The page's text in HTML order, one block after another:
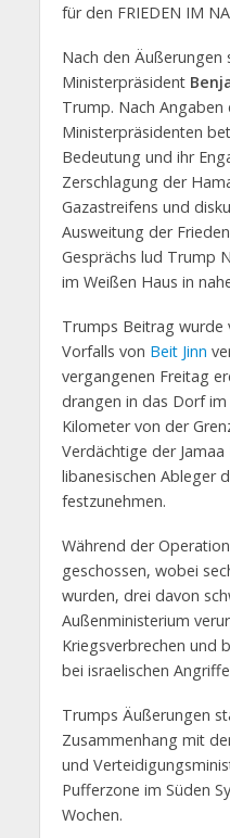
für den FRIEDEN IM
Nach den Äußerungen
Ministerpräsident
Trump. Nach Angaben
Ministerpräsidenten
Bedeutung und ihr
Zerschlagung der
Gazastreifens und
Ausweitung der
Gesprächs lud Trump
im Weißen Haus in
Trumps Beitrag
Vorfalls von Beit Jinn
vergangenen Freitag
drangen in das Dorf im
Kilometer von der
Verdächtige der
libanesischen Ableger
festzunehmen.
Während der
geschossen, wobei
wurden, drei davon
Außenministerium
Kriegsverbrechen und
bei israelischen
Trumps Äußerungen
Zusammenhang mit
und
Pufferzone im Süden
Wochen.